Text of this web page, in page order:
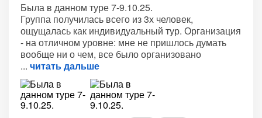
Была в данном туре 7-9.10.25.
Группа получилась всего из 3х человек,
ощущалась как индивидуальный тур. Организация
- на отличном уровне: мне не пришлось думать
вообще ни о чем, все было организовано
читать дальше